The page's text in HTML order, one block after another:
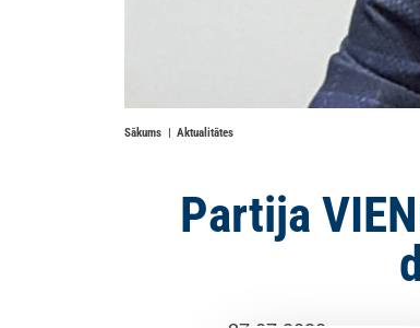
Sākums Aktualitātes
Partija